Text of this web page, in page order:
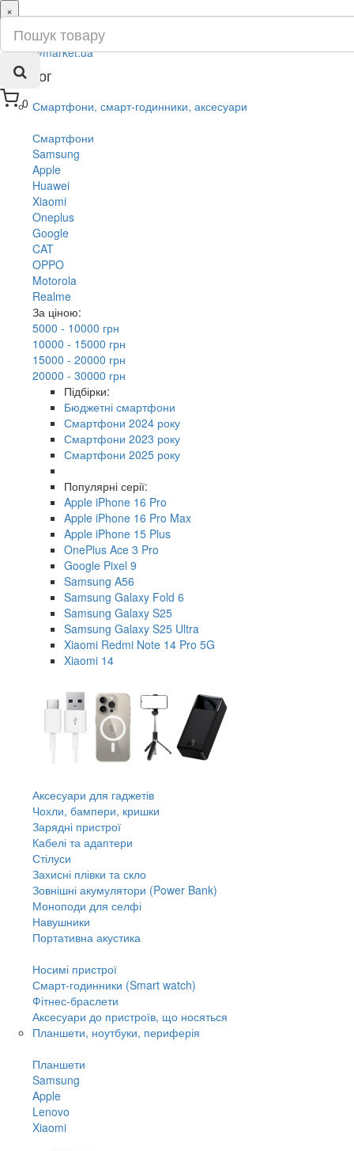
0
×
ru
ua
Каталог
Смартфони, смарт-годинники, аксесуари
Смартфони
Samsung
Apple
Huawei
Xiaomi
Oneplus
Google
CAT
OPPO
Motorola
Realme
За ціною:
5000 - 10000 грн
10000 - 15000 грн
15000 - 20000 грн
20000 - 30000 грн
Підбірки:
Бюджетні смартфони
Смартфони 2024 року
Смартфони 2023 року
Смартфони 2025 року
Популярні серії:
Apple iPhone 16 Pro
Apple iPhone 16 Pro Max
Apple iPhone 15 Plus
OnePlus Ace 3 Pro
Google Pixel 9
Samsung A56
Samsung Galaxy Fold 6
Samsung Galaxy S25
Samsung Galaxy S25 Ultra
Xiaomi Redmi Note 14 Pro 5G
Xiaomi 14
Аксесуари для гаджетів
Чохли, бампери, кришки
Зарядні пристрої
Кабелі та адаптери
Стілуси
Захисні плівки та скло
Зовнішні акумулятори (Power Bank)
Моноподи для селфі
Навушники
Портативна акустика
Носимі пристрої
Смарт-годинники (Smart watch)
Фітнес-браслети
Аксесуари до пристроїв, що носяться
Планшети, ноутбуки, периферія
Планшети
Samsung
Apple
Lenovo
Xiaomi